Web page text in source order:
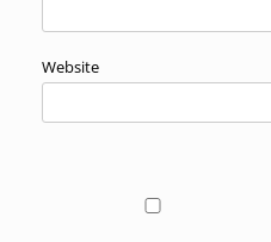
Website